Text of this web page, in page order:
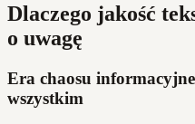
Dlaczego jakość
o uwagę
Era chaosu
wszystkim